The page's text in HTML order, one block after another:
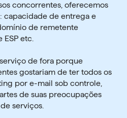
concorrentes, oferecemos
capacidade de entrega e
de remetente
etc.
de fora porque
gostariam de ter todos os
por e-mail sob controle,
de suas preocupações
serviços.